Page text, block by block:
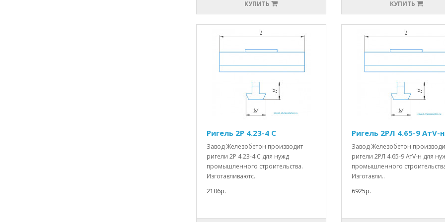
КУПИТЬ КУПИТЬ
Ригель 2Р 4.23-4 С
Завод Железобетон производит
ригели 2Р 4.23-4 С для нужд
промышленного строительства.
Изготавливаютс..
2106р.
Ригель 2РЛ 4.65-9 АтV-н
Завод Железобетон
ригели 2РЛ 4.65-9 АтV-н для
промышленного
Изготавли..
6925р.